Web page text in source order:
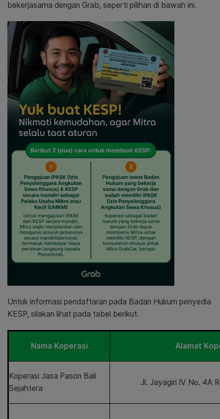
bekerjasama dengan Grab, seperti pilihan di bawah ini.
Untuk informasi pendaftaran pada Badan Hukum penyedia
KESP, silakan lihat pada tabel berikut.
Nama Koperasi Alamat
Koperasi Jasa Pason Bali
Sejahtera
Jl. Jayagiri IV No. 4A